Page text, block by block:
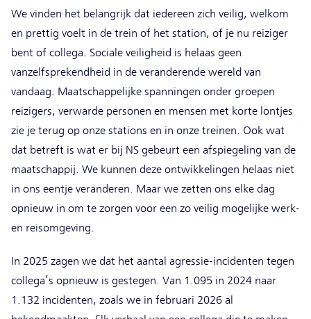
We vinden het belangrijk dat iedereen zich veilig, welkom
en prettig voelt in de trein of het station, of je nu reiziger
bent of collega. Sociale veiligheid is helaas geen
vanzelfsprekendheid in de veranderende wereld van
vandaag. Maatschappelijke spanningen onder groepen
reizigers, verwarde personen en mensen met korte lontjes
zie je terug op onze stations en in onze treinen. Ook wat
dat betreft is wat er bij NS gebeurt een afspiegeling van de
maatschappij. We kunnen deze ontwikkelingen helaas niet
in ons eentje veranderen. Maar we zetten ons elke dag
opnieuw in om te zorgen voor een zo veilig mogelijke werk-
en reisomgeving.
In 2025 zagen we dat het aantal agressie-incidenten tegen
collega’s opnieuw is gestegen. Van 1.095 in 2024 naar
1.132 incidenten, zoals we in februari 2026 al